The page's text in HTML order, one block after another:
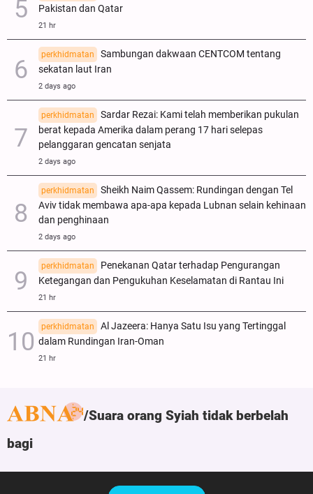
Pakistan dan Qatar
21 hr
perkhidmatan
Sambungan dakwaan CENTCOM tentang
sekatan laut Iran
2 days ago
perkhidmatan
Sardar Rezai: Kami telah memberikan pukulan
berat kepada Amerika dalam perang 17 hari selepas
pelanggaran gencatan senjata
2 days ago
perkhidmatan
Sheikh Naim Qassem: Rundingan dengan Tel
Aviv tidak membawa apa-apa kepada Lubnan selain kehinaan
dan penghinaan
2 days ago
perkhidmatan
Penekanan Qatar terhadap Pengurangan
Ketegangan dan Pengukuhan Keselamatan di Rantau Ini
21 hr
perkhidmatan
Al Jazeera: Hanya Satu Isu yang Tertinggal
dalam Rundingan Iran-Oman
21 hr
Suara orang Syiah tidak berbelah
bagi